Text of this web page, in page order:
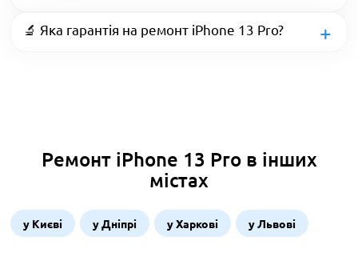
🔬 Яка гарантія на ремонт iPhone 13 Pro?
Ремонт iPhone 13 Pro в інших
містах
у Києві у Дніпрі у Харкові у Львові